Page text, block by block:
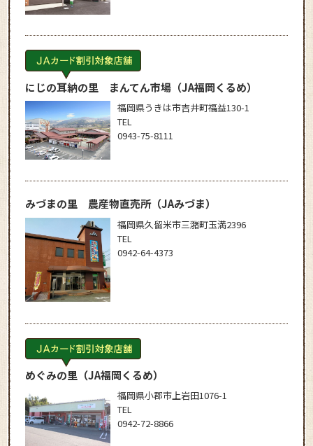
にじの耳納の里 まんてん市場（JA福岡くるめ）
福岡県うきは市吉井町福益130-1
TEL
0943-75-8111
みづまの里 農産物直売所（JAみづま）
福岡県久留米市三潴町玉満2396
TEL
0942-64-4373
めぐみの里 （JA福岡くるめ）
福岡県小郡市上岩田1076-1
TEL
0942-72-8866